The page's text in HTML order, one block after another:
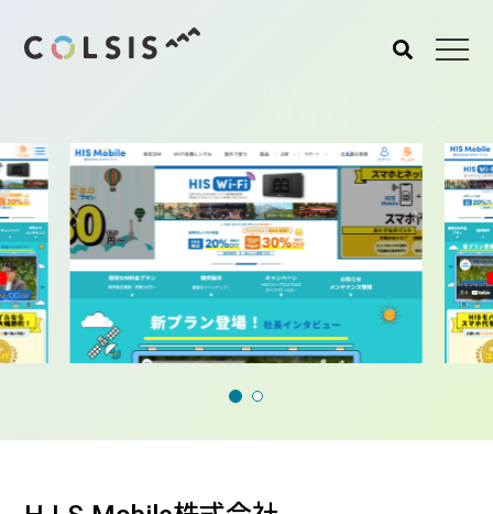
MENU
About us
コルシスについて
Service
サービス
ウェブサイト･システム構
築
CMSソリューション
システムインテグレーショ
実績・事例 ブログ